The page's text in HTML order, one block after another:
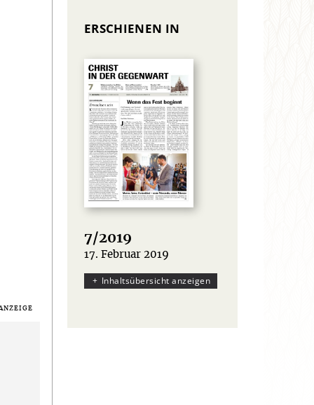
ERSCHIENEN IN
7/2019
:
17. Februar 2019
Inhaltsübersicht anzeigen